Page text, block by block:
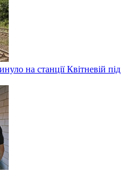
на станції Квітневій під